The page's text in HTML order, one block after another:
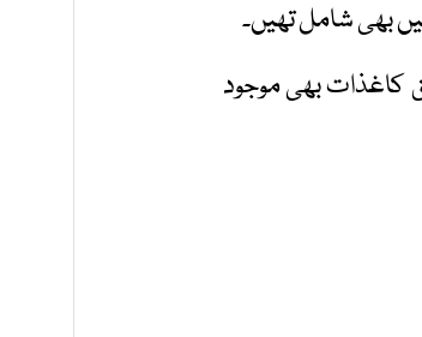
بھی شامل تھیں۔
کاغذات بھی موجود